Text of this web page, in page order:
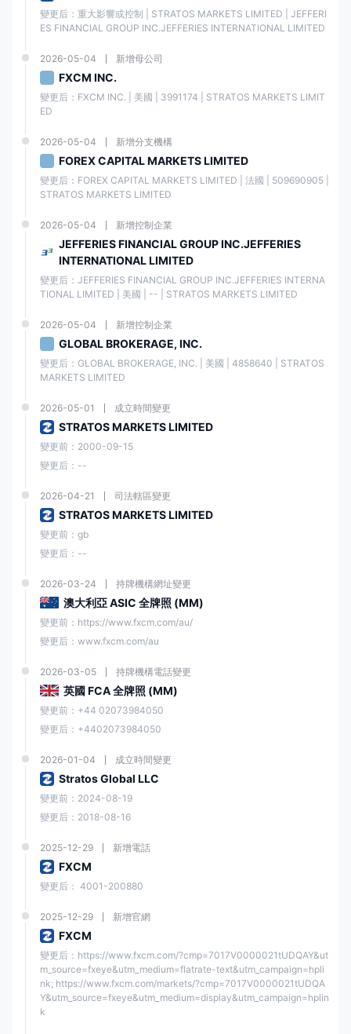
變更后：重大影響或控制 | STRATOS MARKETS LIMITED | JEFFERI
ES FINANCIAL GROUP INC.JEFFERIES INTERNATIONAL LIMITED
2026-05-04 新增母公司
FXCM INC.
變更后：FXCM INC. | 美國 | 3991174 | STRATOS MARKETS LIMIT
ED
2026-05-04 新增分支機構
FOREX CAPITAL MARKETS LIMITED
變更后：FOREX CAPITAL MARKETS LIMITED | 法國 | 509690905 |
STRATOS MARKETS LIMITED
2026-05-04 新增控制企業
JEFFERIES FINANCIAL GROUP INC.JEFFERIES
INTERNATIONAL LIMITED
變更后：JEFFERIES FINANCIAL GROUP INC.JEFFERIES INTERNA
TIONAL LIMITED | 美國 | -- | STRATOS MARKETS LIMITED
2026-05-04 新增控制企業
GLOBAL BROKERAGE, INC.
變更后：GLOBAL BROKERAGE, INC. | 美國 | 4858640 | STRATOS
MARKETS LIMITED
2026-05-01 成立時間變更
STRATOS MARKETS LIMITED
變更前：2000-09-15
變更后：--
2026-04-21 司法轄區變更
STRATOS MARKETS LIMITED
變更前：gb
變更后：--
2026-03-24 持牌機構網址變更
澳大利亞 ASIC 全牌照 (MM)
變更前：https://www.fxcm.com/au/
變更后：www.fxcm.com/au
2026-03-05 持牌機構電話變更
英國 FCA 全牌照 (MM)
變更前：+44 02073984050
變更后：+4402073984050
2026-01-04 成立時間變更
Stratos Global LLC
變更前：2024-08-19
變更后：2018-08-16
2025-12-29 新增電話
FXCM
變更后： 4001-200880
2025-12-29 新增官網
FXCM
變更后：https://www.fxcm.com/?cmp=7017V0000021tUDQAY&ut
m_source=fxeye&utm_medium=flatrate-text&utm_campaign=hpli
nk; https://www.fxcm.com/markets/?cmp=7017V0000021tUDQA
Y&utm_source=fxeye&utm_medium=display&utm_campaign=hplin
k